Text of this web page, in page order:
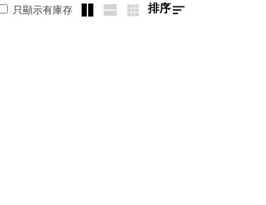
只顯示有庫存 排序